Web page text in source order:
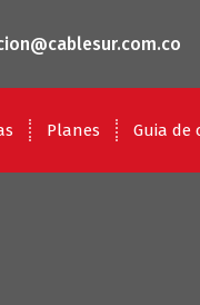
Planes Guia de